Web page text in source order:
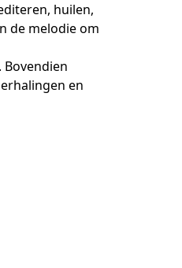
huilen,
de melodie om
en